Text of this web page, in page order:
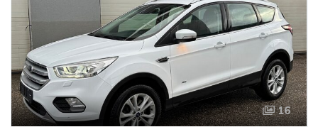
16